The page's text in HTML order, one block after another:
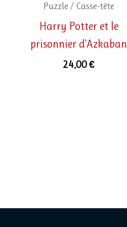
Puzzle / Casse-tête
Harry Potter et le
prisonnier d’Azkaban
24,00€